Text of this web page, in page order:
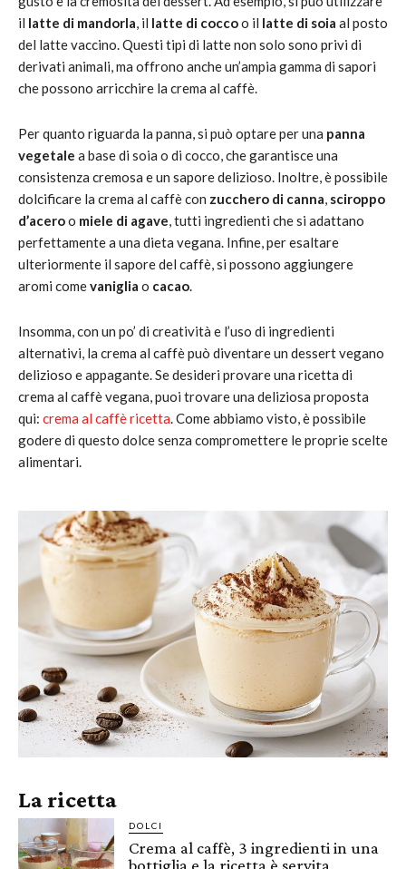
il latte di mandorla, il latte di coccoo il latte di soia al posto
del latte vaccino. Questi tipi di latte non solo sono privi di
derivati animali, ma offrono anche un’ampia gamma di sapori
che possono arricchire la crema al caffè.
Per quanto riguarda la panna, si può optare per una panna
vegetale a base di soia o di cocco, che garantisce una
consistenza cremosa e un sapore delizioso. Inoltre, è possibile
dolcificare la crema al caffè con zucchero di canna, sciroppo
d’aceroo miele di agave, tutti ingredienti che si adattano
perfettamente a una dieta vegana. Infine, per esaltare
ulteriormente il sapore del caffè, si possono aggiungere
aromi comevaniglia o cacao.
Insomma, con un po’ di creatività e l’uso di ingredienti
alternativi, la crema al caffè può diventare un dessert vegano
delizioso e appagante. Se desideri provare una ricetta di
crema al caffè vegana, puoi trovare una deliziosa proposta
qui: crema al caffè ricetta. Come abbiamo visto, è possibile
godere di questo dolce senza compromettere le proprie scelte
alimentari.
La ricetta
DOLCI
Crema al caffè, 3 ingredienti in una
bottiglia e la ricetta è servita